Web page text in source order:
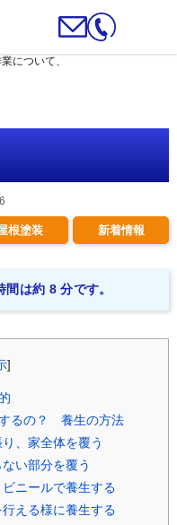
について、
根塗装 新着情報
は約 8 分です。
るの？ 養生の方法
、家全体を覆う
い部分を覆う
ニールで養生する
える様に養生する